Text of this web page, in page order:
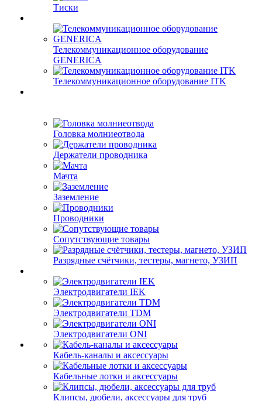
Тиски
Телекоммуникационное оборудование
GENERICA
Телекоммуникационное оборудование ITK
Головка молниеотвода
Держатели проводника
Мачта
Заземление
Проводники
Сопутствующие товары
Разрядные счётчики, тестеры, магнето, УЗИП
Электродвигатели IEK
Электродвигатели TDM
Электродвигатели ONI
Кабель-каналы и аксессуары
Кабельные лотки и аксессуары
Клипсы, дюбели, аксессуары для труб